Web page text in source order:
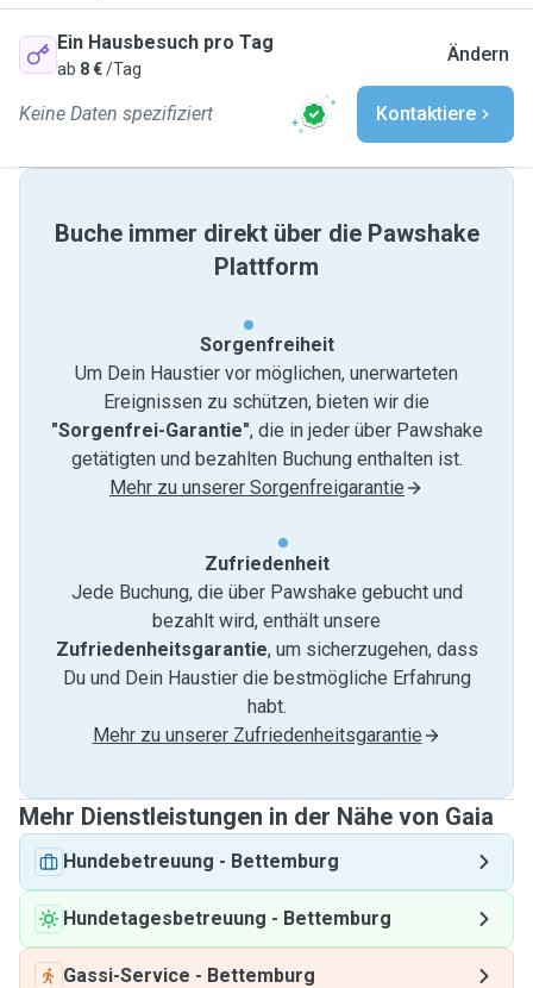
Ein Hausbesuch pro Tag
ab 8 €/Tag
Ändern
Keine Daten spezifiziert Kontaktiere
Buche immer direkt über die Pawshake
Plattform
Sorgenfreiheit
Um Dein Haustier vor möglichen, unerwarteten
Ereignissen zu schützen, bieten wir die
"Sorgenfrei-Garantie", die in jeder über Pawshake
getätigten und bezahlten Buchung enthalten ist.
Mehr zu unserer Sorgenfreigarantie
Zufriedenheit
Jede Buchung, die über Pawshake gebucht und
bezahlt wird, enthält unsere
Zufriedenheitsgarantie, um sicherzugehen, dass
Du und Dein Haustier die bestmögliche Erfahrung
habt.
Mehr zu unserer Zufriedenheitsgarantie
Mehr Dienstleistungen in der Nähe von Gaia
Hundebetreuung - Bettemburg
Hundetagesbetreuung - Bettemburg
Gassi-Service - Bettemburg